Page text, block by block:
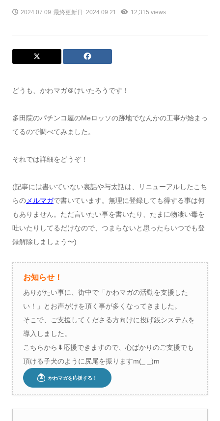
2024.07.09 最終更新日: 2024.09.21 12,315 views
どうも、かわマガ＠けいたろうです！
多田院のパチンコ屋のMeロッソの跡地でなんかの工事が始まっ
てるので調べてみました。
それでは詳細をどうぞ！
(記事には書いていない裏話や与太話は、リニューアルしたこち
らのメルマガで書いています。無理に登録しても得する事は何
もありません。ただ言いたい事を書いたり、たまに物凄い毒を
吐いたりしてるだけなので、つまらないと思ったらいつでも登
録解除しましょう〜)
お知らせ！
ありがたい事に、街中で「かわマガの活動を支援した
い！」とお声がけを頂く事が多くなってきました。
そこで、ご支援してくださる方向けに投げ銭システムを
導入しました。
こちらから⬇︎応援できますので、心ばかりのご支援でも
頂ける子犬のように尻尾を振りますm(_ _)m